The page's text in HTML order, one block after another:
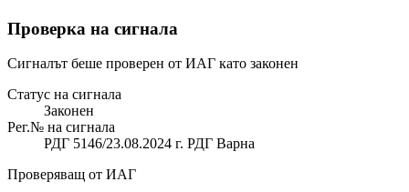
Проверка на сигнала
Сигналът беше проверен от ИАГ като законен
Статус на сигнала
Законен
Рег.№ на сигнала
РДГ 5146/23.08.2024 г. РДГ Варна
Проверяващ от ИАГ